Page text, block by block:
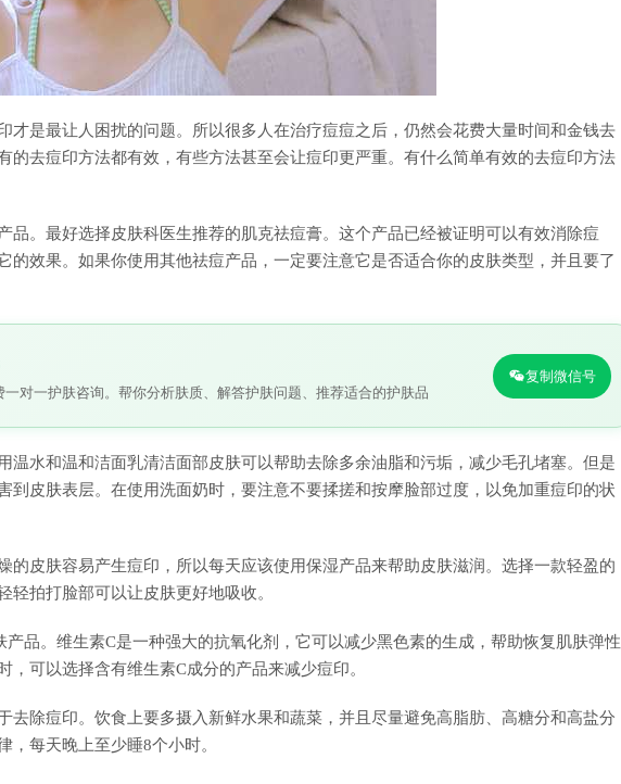
才是最让人困扰的问题。所以很多人在治疗痘痘之后，仍然会花费大量时间和金钱去
的去痘印方法都有效，有些方法甚至会让痘印更严重。有什么简单有效的去痘印方法
品。最好选择皮肤科医生推荐的肌克祛痘膏。这个产品已经被证明可以有效消除痘
的效果。如果你使用其他祛痘产品，一定要注意它是否适合你的皮肤类型，并且要了
对一护肤咨询。帮你分析肤质、解答护肤问题、推荐适合的护肤品
复制微信号
温水和温和洁面乳清洁面部皮肤可以帮助去除多余油脂和污垢，减少毛孔堵塞。但是
到皮肤表层。在使用洗面奶时，要注意不要揉搓和按摩脸部过度，以免加重痘印的状
的皮肤容易产生痘印，所以每天应该使用保湿产品来帮助皮肤滋润。选择一款轻盈的
轻拍打脸部可以让皮肤更好地吸收。
品。维生素C是一种强大的抗氧化剂，它可以减少黑色素的生成，帮助恢复肌肤弹性
，可以选择含有维生素C成分的产品来减少痘印。
去除痘印。饮食上要多摄入新鲜水果和蔬菜，并且尽量避免高脂肪、高糖分和高盐分
，每天晚上至少睡8个小时。